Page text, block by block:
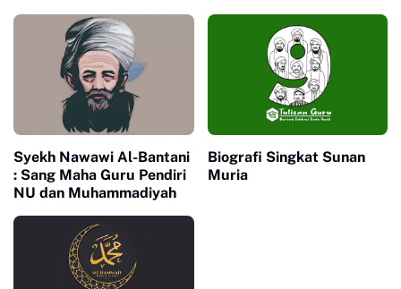
Syekh Nawawi Al-Bantani
: Sang Maha Guru Pendiri
NU dan Muhammadiyah
Biografi Singkat Sunan
Muria